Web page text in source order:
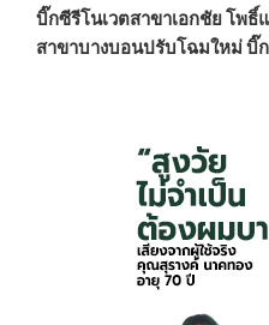
Post
บิ๊กซีรีโนเวตสาขาเอกชัย โพ
สาขาบางบอนปรับโฉมใหม่ บิ๊